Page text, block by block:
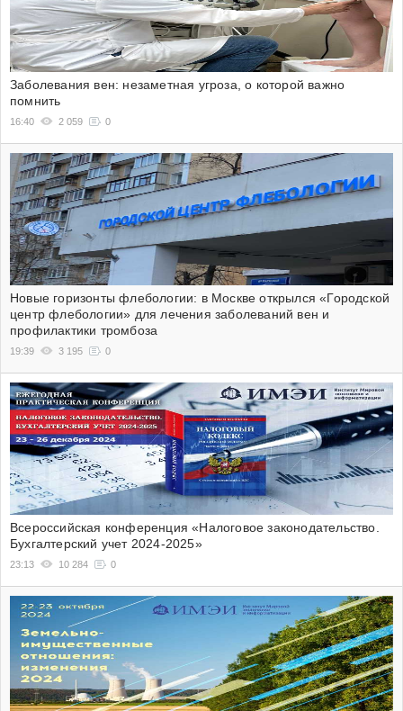
Заболевания вен: незаметная угроза, о которой важно
помнить
16:40 2 059 0
Новые горизонты флебологии: в Москве открылся «Городской
центр флебологии» для лечения заболеваний вен и
профилактики тромбоза
19:39 3 195 0
Всероссийская конференция «Налоговое законодательство.
Бухгалтерский учет 2024-2025»
23:13 10 284 0